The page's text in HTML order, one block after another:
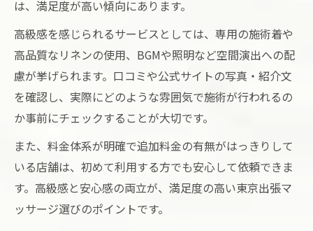
は、満足度が高い傾向にあります。
高級感を感じられるサービスとしては、専用の施術着や
高品質なリネンの使用、BGMや照明など空間演出への配
慮が挙げられます。口コミや公式サイトの写真・紹介文
を確認し、実際にどのような雰囲気で施術が行われるの
か事前にチェックすることが大切です。
また、料金体系が明確で追加料金の有無がはっきりして
いる店舗は、初めて利用する方でも安心して依頼できま
す。高級感と安心感の両立が、満足度の高い東京出張マ
ッサージ選びのポイントです。